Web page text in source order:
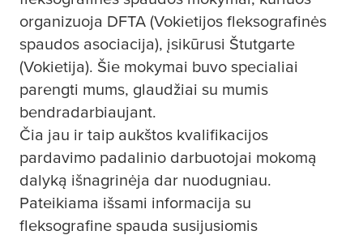
organizuoja DFTA (Vokietijos fleksografinės
spaudos asociacija), įsikūrusi Štutgarte
(Vokietija). Šie mokymai buvo specialiai
parengti mums, glaudžiai su mumis
bendradarbiaujant.
Čia jau ir taip aukštos kvalifikacijos
pardavimo padalinio darbuotojai mokomą
dalyką išnagrinėja dar nuodugniau.
Pateikiama išsami informacija su
fleksografine spauda susijusiomis